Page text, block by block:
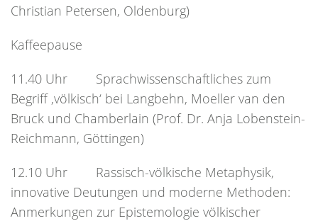
Christian Petersen, Oldenburg)
Kaffeepause
11.40 Uhr Sprachwissenschaftliches zum
Begriff ‚völkisch‘ bei Langbehn, Moeller van den
Bruck und Chamberlain (Prof. Dr. Anja Lobenstein-
Reichmann, Göttingen)
12.10 Uhr Rassisch-völkische Metaphysik,
innovative Deutungen und moderne Methoden:
Anmerkungen zur Epistemologie völkischer